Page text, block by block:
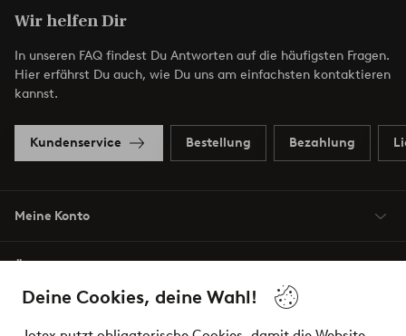
Deine Cookies, deine Wahl!
Wir helfen Dir
In unseren FAQ findest Du Antworten auf die häufigsten Fragen.
Hier erfährst Du auch, wie Du uns am einfachsten kontaktieren
kannst.
Kundenservice Bestellung Bezahlung
Meine Konto